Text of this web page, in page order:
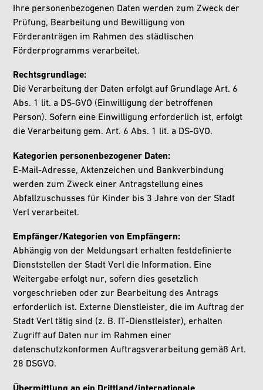
Ihre personenbezogenen Daten werden zum Zweck der
Prüfung, Bearbeitung und Bewilligung von
Förderanträgen im Rahmen des städtischen
Förderprogramms verarbeitet.
Rechtsgrundlage:
Die Verarbeitung der Daten erfolgt auf Grundlage Art. 6
Abs. 1 lit. a DS-GVO (Einwilligung der betroffenen
Person). Sofern eine Einwilligung erforderlich ist, erfolgt
die Verarbeitung gem. Art. 6 Abs. 1 lit. a DS-GVO.
Kategorien personenbezogener Daten:
E-Mail-Adresse, Aktenzeichen und Bankverbindung
werden zum Zweck einer Antragstellung eines
Abfallzuschusses für Kinder bis 3 Jahre von der Stadt
Verl verarbeitet.
Empfänger/Kategorien von Empfängern:
Abhängig von der Meldungsart erhalten festdefinierte
Dienststellen der Stadt Verl die Information. Eine
Weitergabe erfolgt nur, sofern dies gesetzlich
vorgeschrieben oder zur Bearbeitung des Antrags
erforderlich ist. Externe Dienstleister, die im Auftrag der
Stadt Verl tätig sind (z. B. IT-Dienstleister), erhalten
Zugriff auf Daten nur im Rahmen einer
datenschutzkonformen Auftragsverarbeitung gemäß Art.
28 DSGVO.